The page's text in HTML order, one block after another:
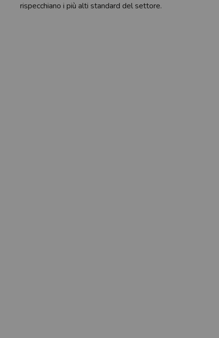
rispecchiano i più alti standard del settore.